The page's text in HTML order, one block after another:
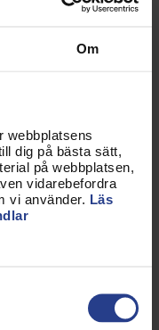
Om
webbplatsens
dig på bästa sätt,
på webbplatsen,
vidarebefordra
vi använder. Läs
för HBTQ-
satirtecknare,
i vården och
debatt om genus
ut